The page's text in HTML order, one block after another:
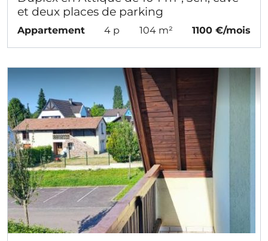
et deux places de parking
Appartement 4 p 104 m² 1100 €/mois